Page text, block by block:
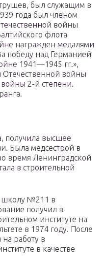
был служащим в
года был членом
войны
флота
награжден медалями
победу над Германией
1941—1945 гг.»,
войны
2-й степени.
получила высшее
Была медсестрой в
время Ленинградской
в строительной
школу №211 в
получил в
институте на
в 1974 году. После
на работу в
в качестве